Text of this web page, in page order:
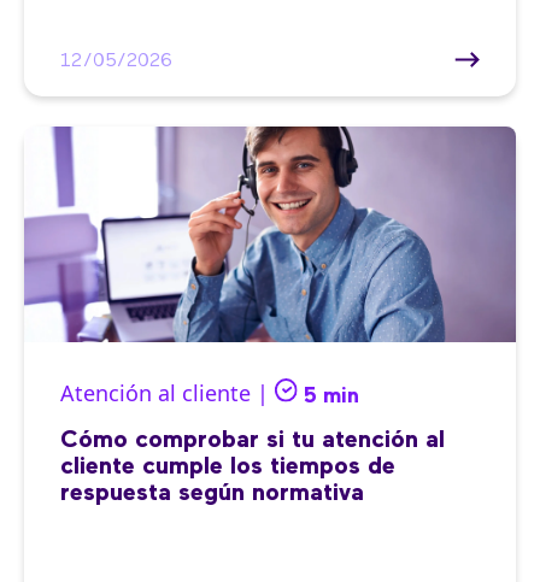
12/05/2026
Atención al cliente | 5 min
Cómo comprobar si tu atención al
cliente cumple los tiempos de
respuesta según normativa